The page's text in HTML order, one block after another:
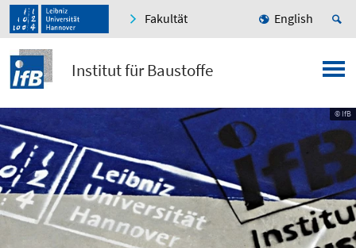
Fakultät English
Institut für Baustoffe
© IfB